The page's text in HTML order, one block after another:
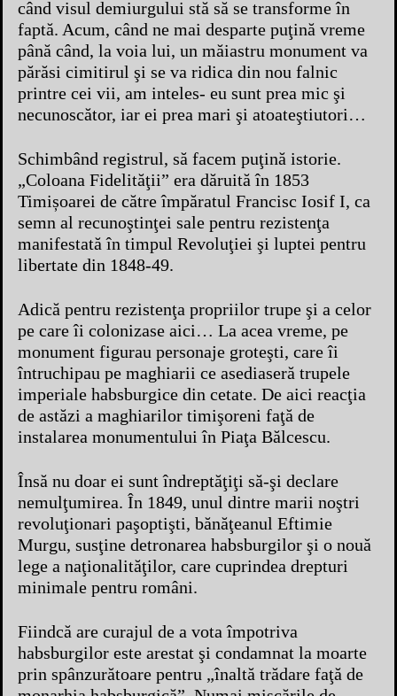
când visul demiurgului stă să se transforme în
faptă. Acum, când ne mai desparte puţină vreme
până când, la voia lui, un măiastru monument va
părăsi cimitirul şi se va ridica din nou falnic
printre cei vii, am inteles- eu sunt prea mic şi
necunoscător, iar ei prea mari şi atoateştiutori…
Schimbând registrul, să facem puţină istorie.
„Coloana Fidelităţii” era dăruită în 1853
Timișoarei de către împăratul Francisc Iosif I, ca
semn al recunoştinţei sale pentru rezistenţa
manifestată în timpul Revoluţiei şi luptei pentru
libertate din 1848-49.
Adică pentru rezistenţa propriilor trupe şi a celor
pe care îi colonizase aici… La acea vreme, pe
monument figurau personaje groteşti, care îi
întruchipau pe maghiarii ce asediaseră trupele
imperiale habsburgice din cetate. De aici reacţia
de astăzi a maghiarilor timişoreni faţă de
instalarea monumentului în Piaţa Bălcescu.
Însă nu doar ei sunt îndreptăţiţi să-şi declare
nemulţumirea. În 1849, unul dintre marii noştri
revoluţionari paşoptişti, bănăţeanul Eftimie
Murgu, susţine detronarea habsburgilor şi o nouă
lege a naţionalităţilor, care cuprindea drepturi
minimale pentru români.
Fiindcă are curajul de a vota împotriva
habsburgilor este arestat şi condamnat la moarte
prin spânzurătoare pentru „înaltă trădare faţă de